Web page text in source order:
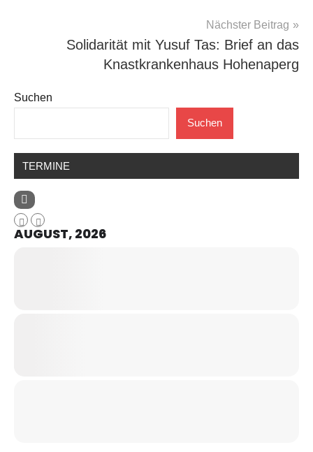
Nächster Beitrag
Solidarität mit Yusuf Tas: Brief an das
Knastkrankenhaus Hohenaperg
Suchen
Suchen
TERMINE
AUGUST, 2026